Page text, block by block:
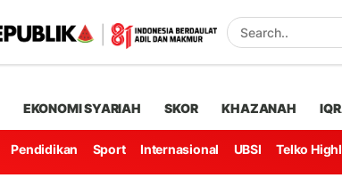
EKONOMI SYARIAH SKOR KHAZANAH
Pendidikan Sport Internasional UBSI Telko